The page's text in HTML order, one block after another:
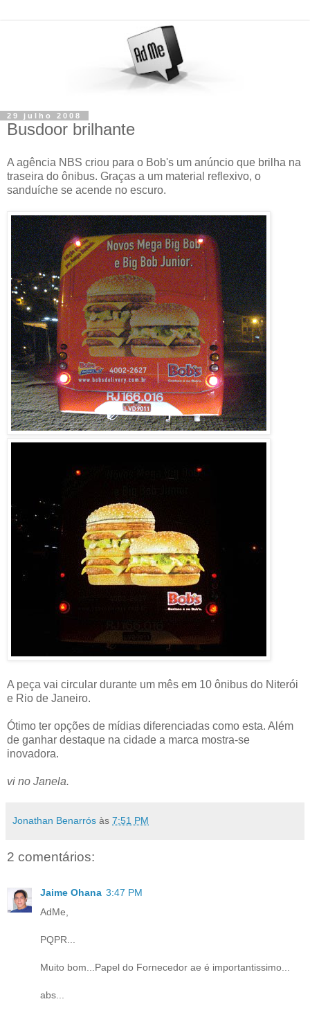
29 julho 2008
Busdoor brilhante
A agência NBS criou para o Bob's um anúncio que brilha na
traseira do ônibus. Graças a um material reflexivo, o
sanduíche se acende no escuro.
A peça vai circular durante um mês em 10 ônibus do Niterói
e Rio de Janeiro.
Ótimo ter opções de mídias diferenciadas como esta. Além
de ganhar destaque na cidade a marca mostra-se
inovadora.
vi no Janela.
Jonathan Benarrós às 7:51 PM
2 comentários:
Jaime Ohana 3:47 PM
AdMe,
PQPR...
Muito bom...Papel do Fornecedor ae é importantissimo...
abs...